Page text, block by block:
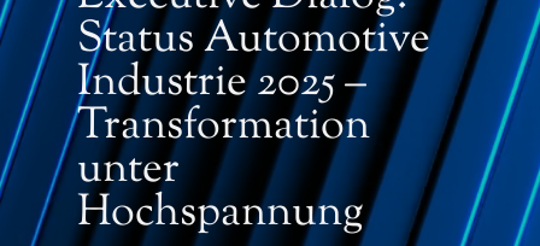
Status Automotive
Industrie 2025 –
Transformation
unter
Hochspannung